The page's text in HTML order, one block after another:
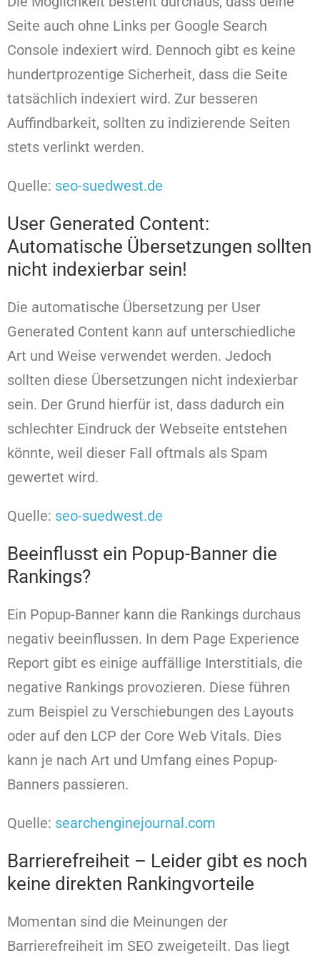
Seite auch ohne Links per Google Search
Console indexiert wird. Dennoch gibt es keine
hundertprozentige Sicherheit, dass die Seite
tatsächlich indexiert wird. Zur besseren
Auffindbarkeit, sollten zu indizierende Seiten
stets verlinkt werden.
Quelle: seo-suedwest.de
User Generated Content:
Automatische Übersetzungen sollten
nicht indexierbar sein!
Die automatische Übersetzung per User
Generated Content kann auf unterschiedliche
Art und Weise verwendet werden. Jedoch
sollten diese Übersetzungen nicht indexierbar
sein. Der Grund hierfür ist, dass dadurch ein
schlechter Eindruck der Webseite entstehen
könnte, weil dieser Fall oftmals als Spam
gewertet wird.
Quelle: seo-suedwest.de
Beeinflusst ein Popup-Banner die
Rankings?
Ein Popup-Banner kann die Rankings durchaus
negativ beeinflussen. In dem Page Experience
Report gibt es einige auffällige Interstitials, die
negative Rankings provozieren. Diese führen
zum Beispiel zu Verschiebungen des Layouts
oder auf den LCP der Core Web Vitals. Dies
kann je nach Art und Umfang eines Popup-
Banners passieren.
Quelle: searchenginejournal.com
Barrierefreiheit – Leider gibt es noch
keine direkten Rankingvorteile
Momentan sind die Meinungen der
Barrierefreiheit im SEO zweigeteilt. Das liegt